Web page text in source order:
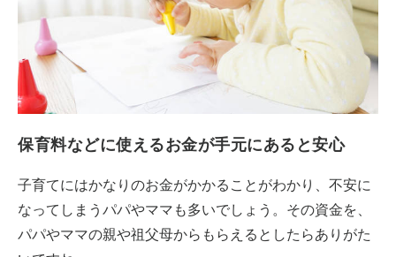
保育料などに使えるお金が手元にあると安心
子育てにはかなりのお金がかかることがわかり、不安に
なってしまうパパやママも多いでしょう。その資金を、
パパやママの親や祖父母からもらえるとしたらありがた